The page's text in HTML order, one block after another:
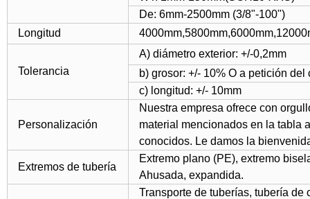
De: 6mm-2500mm (3/8"-100")
Longitud
Tolerancia
A) diámetro exterior: +/-0,2mm
b) grosor: +/- 10% O a petición del
c) longitud: +/- 10mm
Personalización
Nuestra empresa ofrece con
material mencionados en la tabla
conocidos. Le damos la
Extremos de tubería
Extremo plano (PE), extremo
Ahusada, expandida.
Transporte de tuberías, tubería